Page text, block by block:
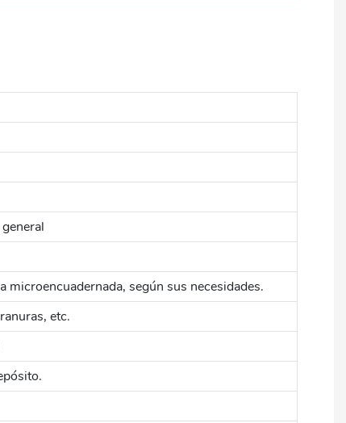
microencuadernada, según sus necesidades.
etc.